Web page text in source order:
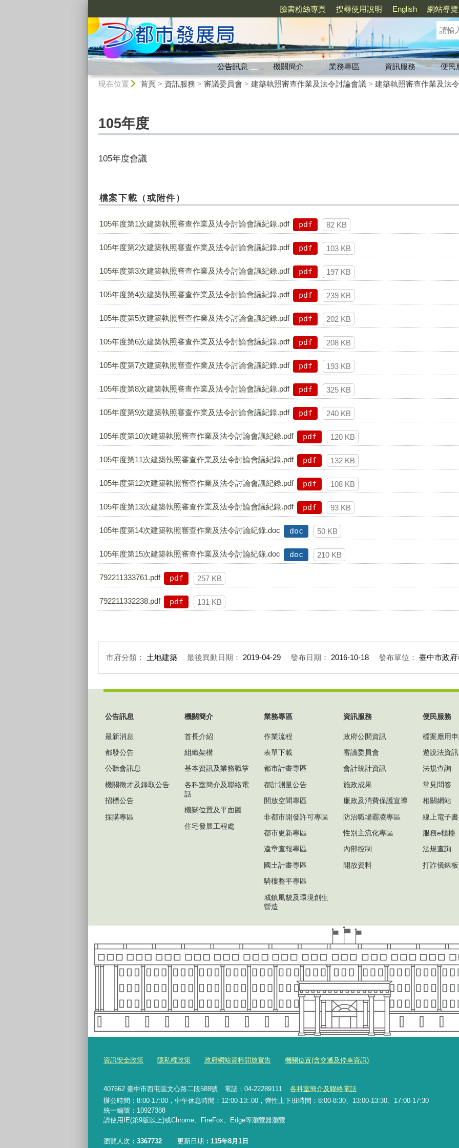
臉書粉絲專頁 搜尋使用說明 English 網站導覽
公告訊息 機關簡介 業務專區 資訊服務
便民
現在位置 首頁> 資訊服務 > 審議委員會 > 建築執照審查作業及法令討論會議 > 建築執照審查作業及法
105年度
105年度會議
檔案下載（或附件）
105年度第1次建築執照審查作業及法令討論會議紀錄.pdf pdf 82 KB
105年度第2次建築執照審查作業及法令討論會議紀錄.pdf pdf 103 KB
105年度第3次建築執照審查作業及法令討論會議紀錄.pdf pdf 197 KB
105年度第4次建築執照審查作業及法令討論會議紀錄.pdf pdf 239 KB
105年度第5次建築執照審查作業及法令討論會議紀錄.pdf pdf 202 KB
105年度第6次建築執照審查作業及法令討論會議紀錄.pdf pdf 208 KB
105年度第7次建築執照審查作業及法令討論會議紀錄.pdf pdf 193 KB
105年度第8次建築執照審查作業及法令討論會議紀錄.pdf pdf 325 KB
105年度第9次建築執照審查作業及法令討論會議紀錄.pdf pdf 240 KB
105年度第10次建築執照審查作業及法令討論會議紀錄.pdf pdf 120 KB
105年度第11次建築執照審查作業及法令討論會議紀錄.pdf pdf 132 KB
105年度第12次建築執照審查作業及法令討論會議紀錄.pdf pdf 108 KB
105年度第13次建築執照審查作業及法令討論會議紀錄.pdf pdf 93 KB
105年度第14次建築執照審查作業及法令討論紀錄.doc doc 50 KB
105年度第15次建築執照審查作業及法令討論紀錄.doc doc 210 KB
792211333761.pdf pdf 257 KB
792211332238.pdf pdf 131 KB
市府分類： 土地建築 最後異動日期： 2019-04-29 發布日期： 2016-10-18 發布單位： 臺中市政
公告訊息
最新消息
都發公告
公聽會訊息
機關徵才及錄取公告
招標公告
採購專區
機關簡介
首長介紹
組織架構
基本資訊及業務職掌
各科室簡介及聯絡電
話
機關位置及平面圖
住宅發展工程處
業務專區
作業流程
表單下載
都市計畫專區
都計測量公告
開放空間專區
非都市開發許可專區
都市更新專區
違章查報專區
國土計畫專區
騎樓整平專區
城鎮風貌及環境創生
營造
資訊服務
政府公開資訊
審議委員會
會計統計資訊
施政成果
廉政及消費保護宣導
防治職場霸凌專區
性別主流化專區
內部控制
開放資料
便民服務
檔案應用
遊說法資訊
法規查詢
常見問答
相關網站
線上電子書
服務e櫃檯
法規查詢
打詐儀錶板
資訊安全政策 隱私權政策 政府網站資料開放宣告 機關位置(含交通及停車資訊)
407662 臺中市西屯區文心路二段588號 電話：04-22289111
各科室簡介及聯絡電話
辦公時間：8:00-17:00，中午休息時間：12:00-13:.00，彈性上下班時間：8:00-8:30、13:00-13:30、17:00-17:30
統一編號 ：10927388
請使用IE(第9版以上)或Chrome、FireFox、Edge等瀏覽器瀏覽
瀏覽人次 3367732 更新日期 115年8月1日